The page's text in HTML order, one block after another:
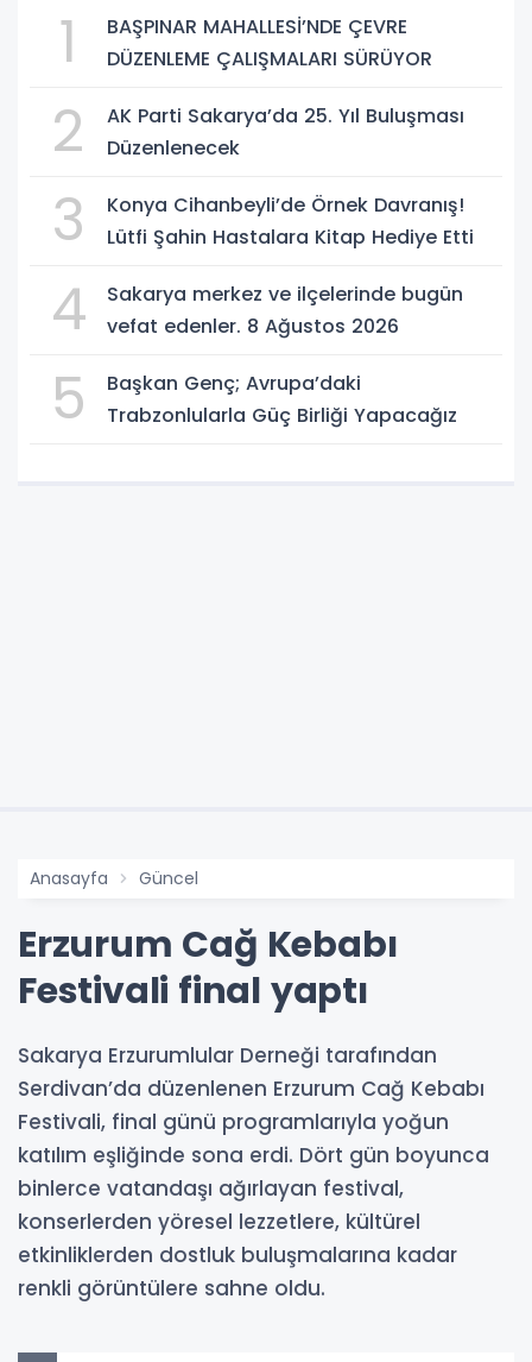
1
BAŞPINAR MAHALLESİ’NDE ÇEVRE
DÜZENLEME ÇALIŞMALARI SÜRÜYOR
2
AK Parti Sakarya’da 25. Yıl Buluşması
Düzenlenecek
3
Konya Cihanbeyli’de Örnek Davranış!
Lütfi Şahin Hastalara Kitap Hediye Etti
4
Sakarya merkez ve ilçelerinde bugün
vefat edenler. 8 Ağustos 2026
5
Başkan Genç; Avrupa’daki
Trabzonlularla Güç Birliği Yapacağız
Anasayfa Güncel
Erzurum Cağ Kebabı
Festivali final yaptı
Sakarya Erzurumlular Derneği tarafından
Serdivan’da düzenlenen Erzurum Cağ Kebabı
Festivali, final günü programlarıyla yoğun
katılım eşliğinde sona erdi. Dört gün boyunca
binlerce vatandaşı ağırlayan festival,
konserlerden yöresel lezzetlere, kültürel
etkinliklerden dostluk buluşmalarına kadar
renkli görüntülere sahne oldu.